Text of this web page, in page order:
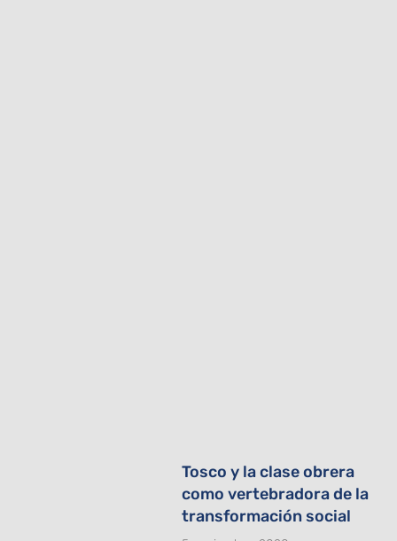
Tosco y la clase obrera
como vertebradora de la
transformación social